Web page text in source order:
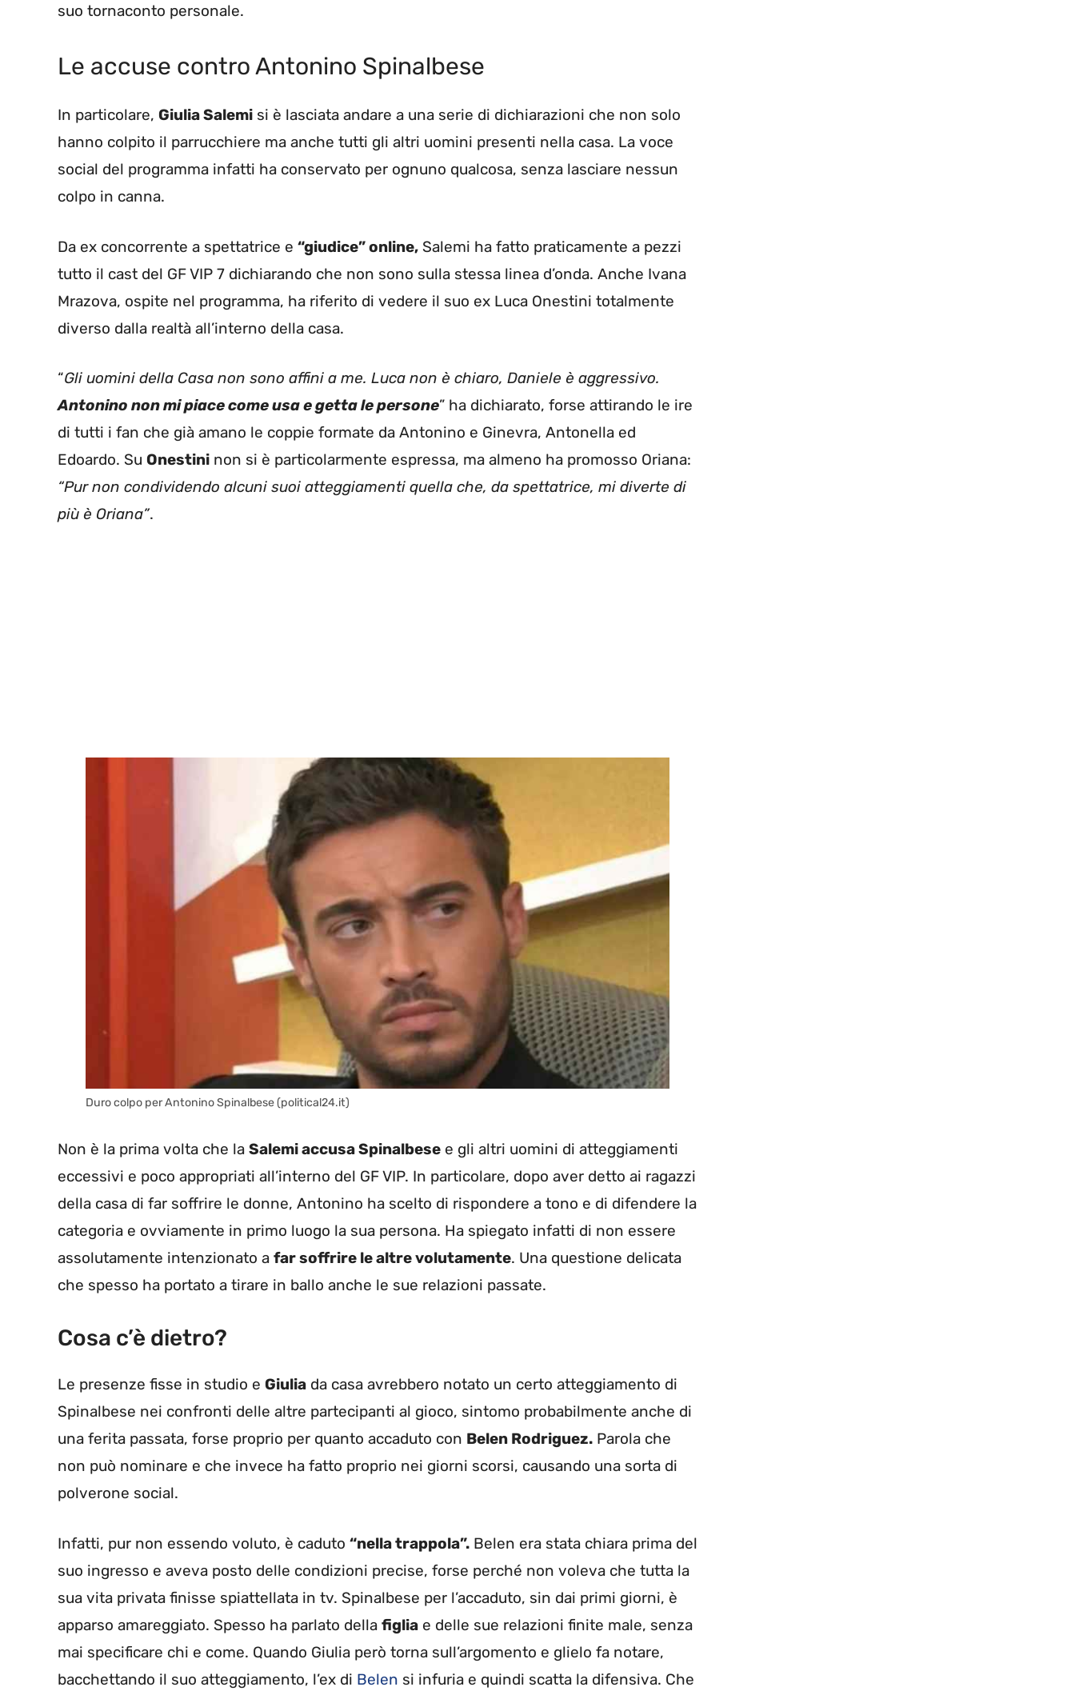
suo tornaconto personale.
Le accuse contro Antonino Spinalbese
In particolare, Giulia Salemi si è lasciata andare a una serie di dichiarazioni che non solo
hanno colpito il parrucchiere ma anche tutti gli altri uomini presenti nella casa. La voce
social del programma infatti ha conservato per ognuno qualcosa, senza lasciare nessun
colpo in canna.
Da ex concorrente a spettatrice e “giudice” online, Salemi ha fatto praticamente a pezzi
tutto il cast del GF VIP 7 dichiarando che non sono sulla stessa linea d’onda. Anche Ivana
Mrazova, ospite nel programma, ha riferito di vedere il suo ex Luca Onestini totalmente
diverso dalla realtà all’interno della casa.
“Gli uomini della Casa non sono affini a me. Luca non è chiaro, Daniele è aggressivo.
Antonino non mi piace come usa e getta le persone” ha dichiarato, forse attirando le ire
di tutti i fan che già amano le coppie formate da Antonino e Ginevra, Antonella ed
Edoardo. Su Onestini non si è particolarmente espressa, ma almeno ha promosso Oriana:
“Pur non condividendo alcuni suoi atteggiamenti quella che, da spettatrice, mi diverte di
più è Oriana”.
Duro colpo per Antonino Spinalbese (political24.it)
Non è la prima volta che la Salemi accusa Spinalbese e gli altri uomini di atteggiamenti
eccessivi e poco appropriati all’interno del GF VIP. In particolare, dopo aver detto ai ragazzi
della casa di far soffrire le donne, Antonino ha scelto di rispondere a tono e di difendere la
categoria e ovviamente in primo luogo la sua persona. Ha spiegato infatti di non essere
assolutamente intenzionato a far soffrire le altre volutamente. Una questione delicata
che spesso ha portato a tirare in ballo anche le sue relazioni passate.
Cosa c’è dietro?
Le presenze fisse in studio e Giulia da casa avrebbero notato un certo atteggiamento di
Spinalbese nei confronti delle altre partecipanti al gioco, sintomo probabilmente anche di
una ferita passata, forse proprio per quanto accaduto con Belen Rodriguez. Parola che
non può nominare e che invece ha fatto proprio nei giorni scorsi, causando una sorta di
polverone social.
Infatti, pur non essendo voluto, è caduto “nella trappola”. Belen era stata chiara prima del
suo ingresso e aveva posto delle condizioni precise, forse perché non voleva che tutta la
sua vita privata finisse spiattellata in tv. Spinalbese per l’accaduto, sin dai primi giorni, è
apparso amareggiato. Spesso ha parlato della figlia e delle sue relazioni finite male, senza
mai specificare chi e come. Quando Giulia però torna sull’argomento e glielo fa notare,
bacchettando il suo atteggiamento, l’ex di Belen si infuria e quindi scatta la difensiva. Che